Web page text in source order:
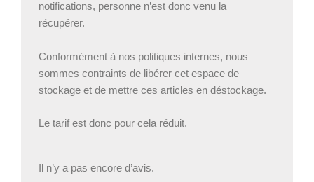
notifications, personne n’est donc venu la
récupérer.
Conformément à nos politiques internes, nous
sommes contraints de libérer cet espace de
stockage et de mettre ces articles en déstockage.
Le tarif est donc pour cela réduit.
Il n’y a pas encore d’avis.